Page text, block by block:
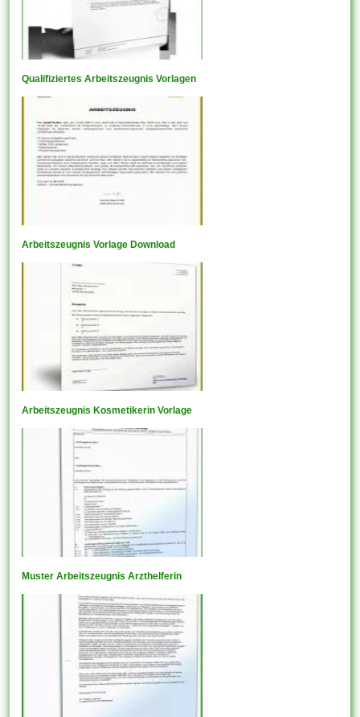
Qualifiziertes Arbeitszeugnis Vorlagen
Arbeitszeugnis Vorlage Download
Arbeitszeugnis Kosmetikerin Vorlage
Muster Arbeitszeugnis Arzthelferin